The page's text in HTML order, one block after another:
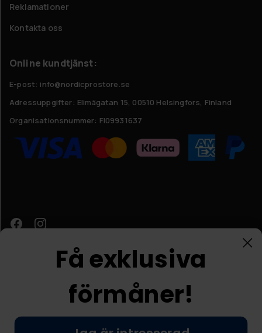
Reklamationer
Kontakta oss
Online kundtjänst:
E-post: info@nordicprostore.se
Adressuppgifter: Elimägatan 15, 00510 Helsingfors, Finland
Organisationsnummer: FI09931637
Få exklusiva
förmåner!